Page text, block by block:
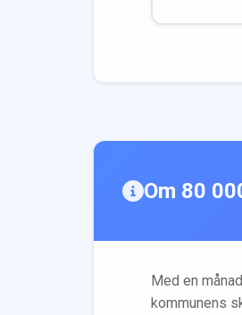
Om 80
Med en
kommunens